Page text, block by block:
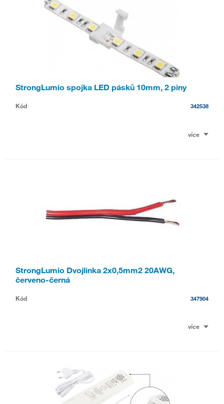
StrongLumio spojka LED pásků 10mm, 2 piny
Kód 342538
více
StrongLumio Dvojlinka 2x0,5mm2 20AWG,
červeno-černá
Kód 347904
více